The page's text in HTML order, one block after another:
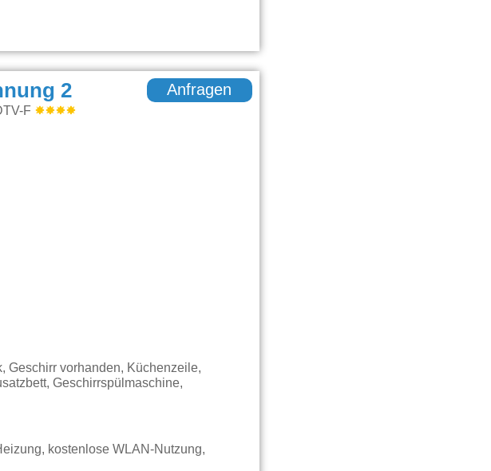
2
F
Anfragen
Geschirr vorhanden, Küchenzeile,
Geschirrspülmaschine,
kostenlose WLAN-Nutzung,